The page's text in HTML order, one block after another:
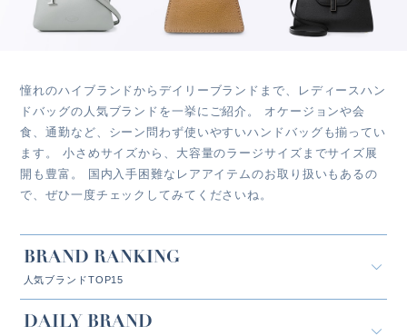
憧れのハイブランドからデイリーブランドまで、レディースハン
ドバッグの人気ブランドを一挙にご紹介。 オケージョンや会
食、通勤など、シーン問わず使いやすいハンドバッグも揃ってい
ます。 小さめサイズから、大容量のラージサイズまでサイズ展
開も豊富。 国内入手困難なレアアイテムのお取り扱いもあるの
で、ぜひ一度チェックしてみてくださいね。
BRAND RANKING
人気ブランドTOP15
DAILY BRAND